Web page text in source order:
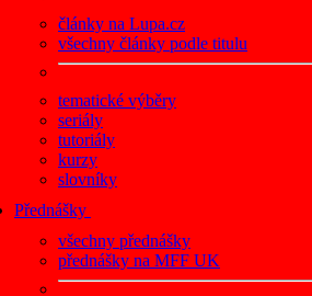
články na Lupa.cz
všechny články podle titulu
tematické výběry
seriály
tutoriály
kurzy
slovníky
Přednášky
všechny přednášky
přednášky na MFF UK